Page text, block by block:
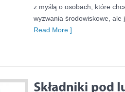
z myślą o osobach, które
wyzwania środowiskowe, ale
Read More ]